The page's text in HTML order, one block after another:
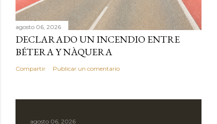
agosto 06, 2026
DECLARADO UN INCENDIO ENTRE
BÉTERA Y NÀQUERA
Compartir Publicar un comentario
agosto 06, 2026